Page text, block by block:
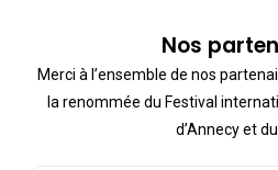
Nos
Merci à l’ensemble de nos
la renommée du Festival
d’Annecy et